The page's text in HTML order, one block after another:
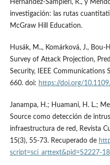
Hernández-Sampieri, R., y
investigación: las rutas
McGraw Hill Education.
Husák, M.., Komárková, J., Bou-
Survey of Attack Projection,
Security, IEEE Communications
660. doi: https://doi.org/
Janampa, H.; Huamani, H. L.;
Source como detección de
infraestructura de red, Revista
15(3), 55-73. Recuperado de
script=sci_arttext&pid=S2227-